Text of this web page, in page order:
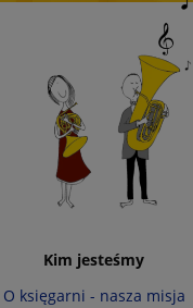
Kim jesteśmy
O księgarni - nasza misja